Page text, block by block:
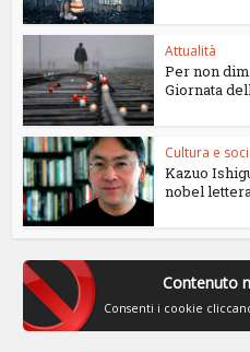
Attualità
Per non
Giornata
Cultura e
Kazuo
nobel
Contenuto
Consenti i cookie